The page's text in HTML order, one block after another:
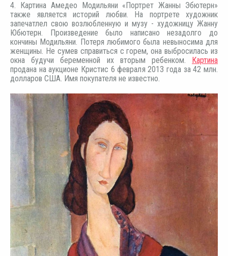
4. Картина Амедео Модильяни «Портрет Жанны Эбютерн»
также является историй любви. На портрете художник
запечатлел свою возлюбленную и музу - художницу Жанну
Юбютерн. Произведение было написано незадолго до
кончины Модильяни. Потеря любимого была невыносима для
женщины. Не сумев справиться с горем, она выбросилась из
окна будучи беременной их вторым ребенком.
Картина
продана на аукционе Кристис 6 февраля 2013 года за 42 млн.
долларов США. Имя покупателя не известно.